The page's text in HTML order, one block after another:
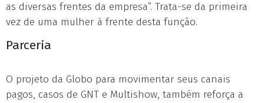
as diversas frentes da empresa”. Trata-se da primeira
vez de uma mulher à frente desta função.
Parceria
O projeto da Globo para movimentar seus canais
pagos, casos de GNT e Multishow, também reforça a